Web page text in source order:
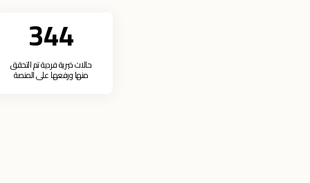
344
حالات خيرية فردية تم التحقق
منها ورفعها على المنصة